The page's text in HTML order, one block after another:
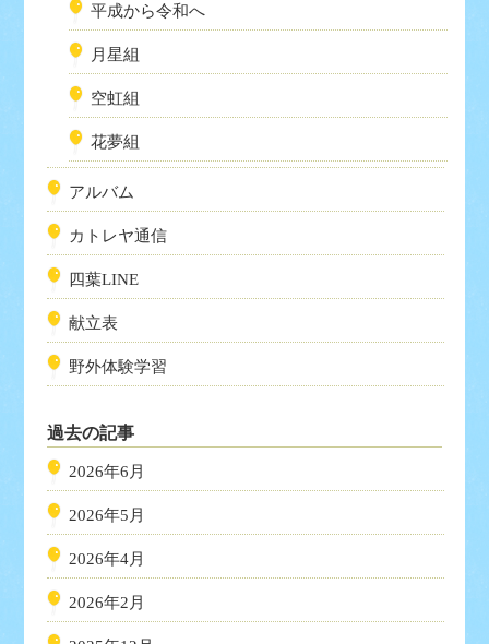
平成から令和へ
月星組
空虹組
花夢組
アルバム
カトレヤ通信
四葉LINE
献立表
野外体験学習
過去の記事
2026年6月
2026年5月
2026年4月
2026年2月